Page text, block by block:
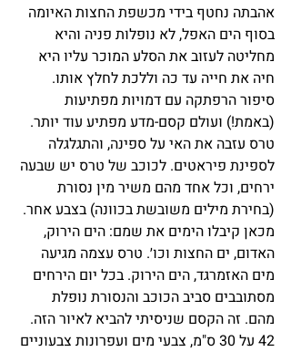
אהבתה נחטף בידי מכשפת החצות האיומה
בסוף הים האפל, לא נופלות פניה והיא
מחליטה לעזוב את הסלע המוכר עליו היא
חיה את חייה עד כה וללכת לחלץ אותו.
סיפור הרפתקה עם דמויות מפתיעות
(באמת!) ועולם קסם-מדע מפתיע עוד יותר.
טרס עזבה את האי על ספינה, והתגלגלה
לספינת פיראטים. לכוכב של טרס יש שבעה
ירחים, וכל אחד מהם משיר מין נסורת
(בחירת מילים משובשת בכוונה) בצבע אחר.
מכאן קיבלו הימים את שמם: הים הירוק,
האדום, ים החצות וכו׳. טרס עצמה מגיעה
מים האזמרגד, הים הירוק. בכל יום הירחים
מסתובבים סביב הכוכב והנסורת נופלת
מהם. זה הקסם שניסיתי להביא לאיור הזה.
42 על 30 ס"מ, צבעי מים ועפרונות צבעוניים